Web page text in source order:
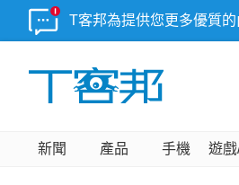
T客邦為提供您更多優質
新聞 產品 手機 遊